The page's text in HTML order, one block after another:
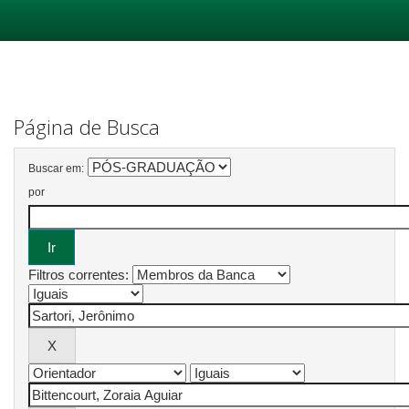
Página de Busca
Buscar em:
por
Filtros correntes: